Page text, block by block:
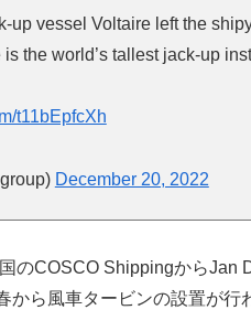
up vessel Voltaire left the
the world’s tallest jack-up
t11bEpfcXh
December 20, 2022
COSCO ShippingからJan
から風車タービンの設置が